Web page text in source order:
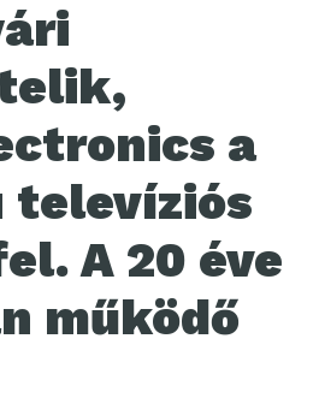
a
televíziós
A 20 éve
működő